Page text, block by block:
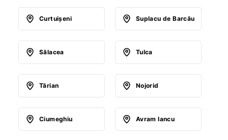
Curtuişeni Suplacu de Barcău
Sălacea Tulca
Tărian Nojorid
Ciumeghiu Avram Iancu